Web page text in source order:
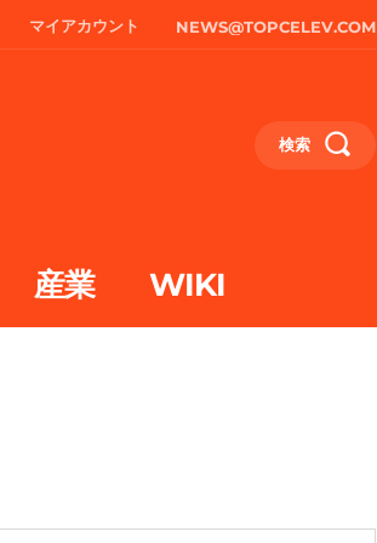
マイアカウント NEWS@TOPCELEV.COM
検索
産業 WIKI